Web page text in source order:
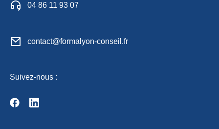
04 86 11 93 07
contact@formalyon-conseil.fr
Suivez-nous :